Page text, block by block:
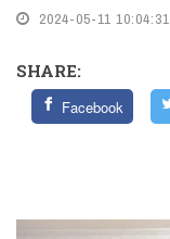
2024-05-11 10:04:31
SHARE:
Facebook